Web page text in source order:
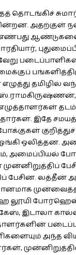
தொடங்கிச் சுமார்
அதற்குள்
எண்பது
தமிழில்
தடம்
இதே
குறித்துச்
ஒலித்தன.
அமைப்பியல்
பேசின. லத்தீன்
லூயி
இடாலா
அந்த